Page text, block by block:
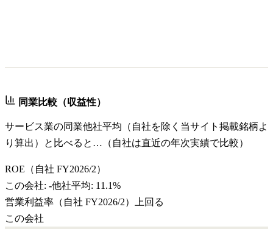
同業比較（収益性）
サービス業の同業他社平均（自社を除く当サイト掲載銘柄よ
り算出）と比べると…（自社は直近の年次実績で比較）
ROE （自社 FY2026/2）
この会社: -他社平均: 11.1%
営業利益率 （自社 FY2026/2）
上回る
この会社